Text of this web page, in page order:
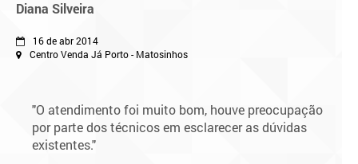
Diana Silveira
16 de abr 2014
Centro Venda Já Porto - Matosinhos
"O atendimento foi muito bom, houve preocupação
por parte dos técnicos em esclarecer as dúvidas
existentes."